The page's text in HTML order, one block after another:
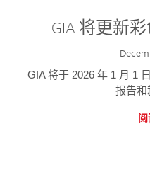
GIA 将更新
GIA 将于 2026 年 1 月 1
报告和